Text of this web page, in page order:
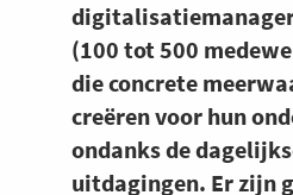
(100 tot 500
die concrete
creëren voor hun
ondanks de
uitdagingen. Er zijn